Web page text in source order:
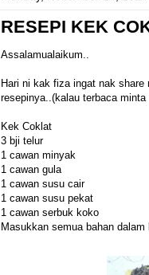
RESEPI KEK
Assalamualaikum..
Hari ni kak fiza ingat nak
resepinya..(kalau terbaca
Kek Coklat
3 bji telur
1 cawan minyak
1 cawan gula
1 cawan susu cair
1 cawan susu pekat
1 cawan serbuk koko
Masukkan semua bahan